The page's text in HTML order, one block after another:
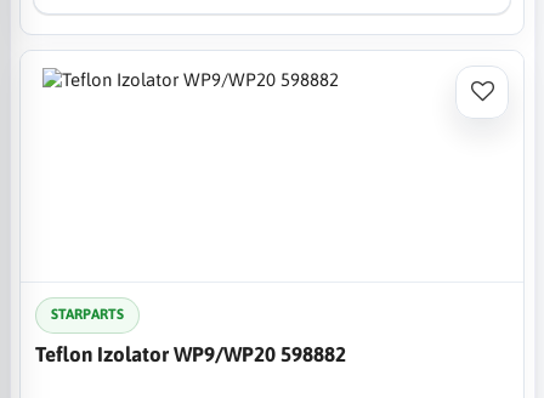
STARPARTS
Teflon Izolator WP9/WP20 598882